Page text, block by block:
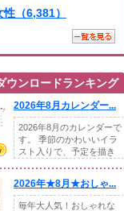
性（6,381）
ウンロードランキング
2026年8月カレンダー...
2026年8月のカレンダーで
す。 季節のかわいいイラ
スト入りで、予定を描き
2026年★8月★おしゃ...
毎年大人気！おしゃれな